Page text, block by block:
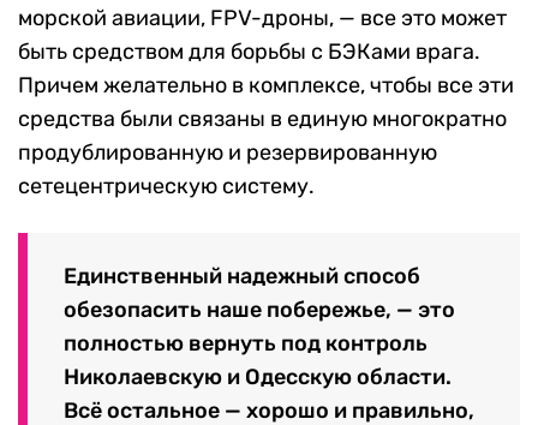
морской авиации, FPV-дроны, — все это может
быть средством для борьбы с БЭКами врага.
Причем желательно в комплексе, чтобы все эти
средства были связаны в единую многократно
продублированную и резервированную
сетецентрическую систему.
Единственный надежный способ
обезопасить наше побережье, — это
полностью вернуть под контроль
Николаевскую и Одесскую области.
Всё остальное — хорошо и правильно,